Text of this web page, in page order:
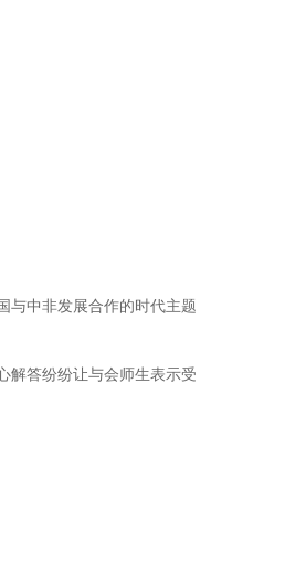
与中非发展合作的时代主题
解答纷纷让与会师生表示受